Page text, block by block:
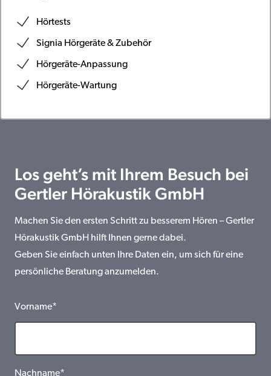
Hörtests
Signia Hörgeräte & Zubehör
Hörgeräte-Anpassung
Hörgeräte-Wartung
Los geht’s mit Ihrem Besuch bei
Gertler Hörakustik GmbH
Machen Sie den ersten Schritt zu besserem Hören – Gertler
Hörakustik GmbH hilft Ihnen gerne dabei.
Geben Sie einfach unten Ihre Daten ein, um sich für eine
persönliche Beratung anzumelden.
Vorname*
Nachname*